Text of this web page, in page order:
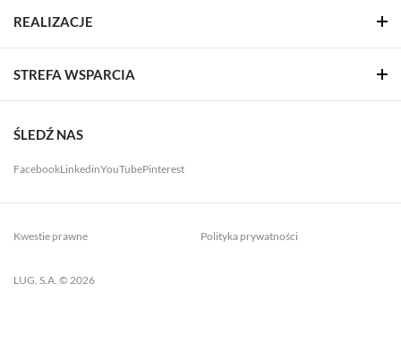
REALIZACJE
STREFA WSPARCIA
ŚLEDŹ NAS
FacebookLinkedinYouTubePinterest
LUG. S.A. © 2026
Kwestie prawne Polityka prywatności